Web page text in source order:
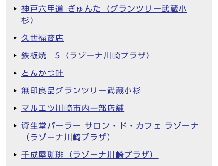
神戸六甲道 ぎゅんた（グランツリー武蔵小
杉）
久世福商店
鉄板焼 S（ラゾーナ川崎プラザ）
とんかつ叶
無印良品グランツリー武蔵小杉
マルエツ川崎市内一部店舗
資生堂パーラー サロン・ド・カフェ ラゾーナ
（ラゾーナ川崎プラザ）
千成屋珈琲（ラゾーナ川崎プラザ）